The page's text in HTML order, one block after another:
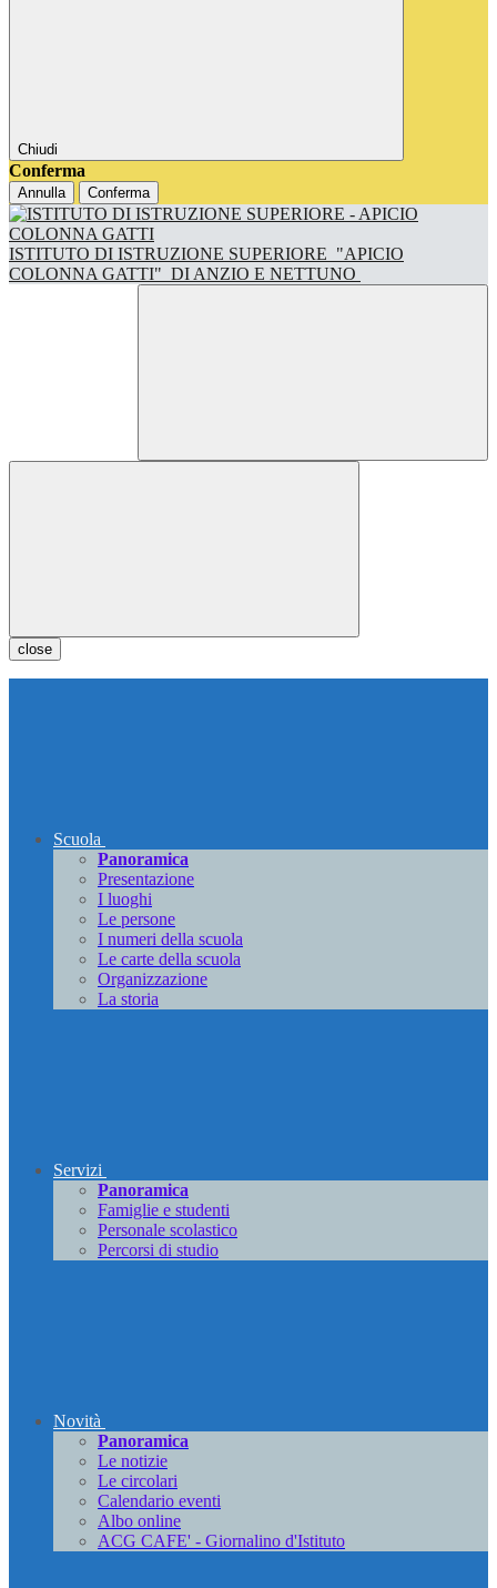
Chiudi
Conferma
Annulla Conferma
ISTITUTO DI ISTRUZIONE SUPERIORE "APICIO
COLONNA GATTI" DI ANZIO E NETTUNO
close
Scuola
Panoramica
Presentazione
I luoghi
Le persone
I numeri della scuola
Le carte della scuola
Organizzazione
La storia
Servizi
Panoramica
Famiglie e studenti
Personale scolastico
Percorsi di studio
Novità
Panoramica
Le notizie
Le circolari
Calendario eventi
Albo online
ACG CAFE' - Giornalino d'Istituto